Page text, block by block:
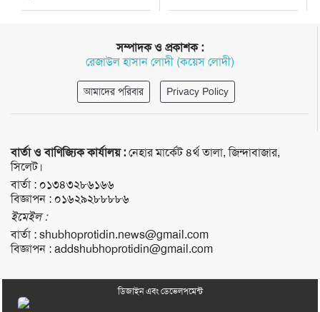
সম্পাদক ও প্রকাশক :
রেজাউল হাসান লোদী (কয়েস লোদী)
আমাদের পরিবার Privacy Policy
বার্তা ও বাণিজ্যিক কার্যালয় :নেহার মার্কেট ৪র্থ তালা, জিন্দাবাজার,
সিলেট।
বার্তা : ০১৩৪৩২৮৬১৬৬
বিজ্ঞাপন : ০১৬২৯২৮৮৮৮৬
ইমেইল :
বার্তা :shubhoprotidin.news@gmail.com
বিজ্ঞাপন :addshubhoprotidin@gmail.com
ডিজাইন এবং ডেভেলপমেন্ট